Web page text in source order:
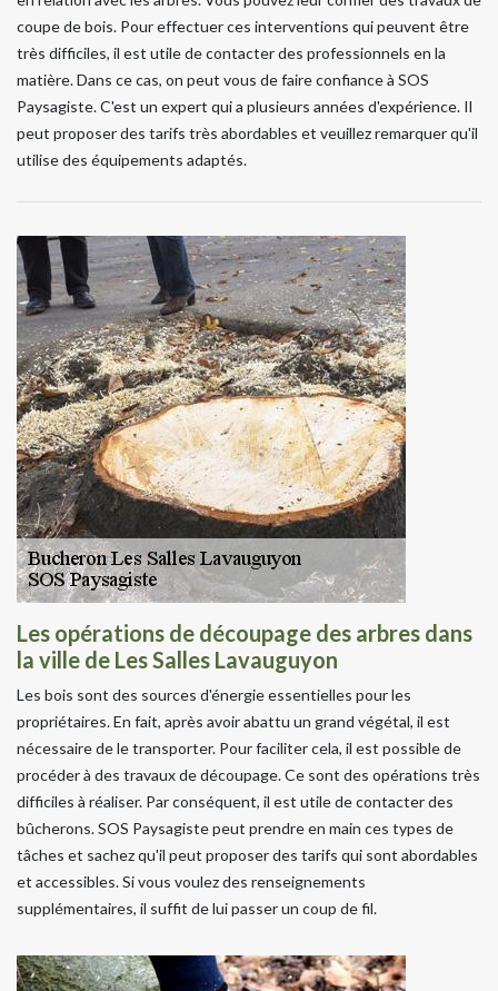
coupe de bois. Pour effectuer ces interventions qui peuvent être
très difficiles, il est utile de contacter des professionnels en la
matière. Dans ce cas, on peut vous de faire confiance à SOS
Paysagiste. C'est un expert qui a plusieurs années d'expérience. Il
peut proposer des tarifs très abordables et veuillez remarquer qu'il
utilise des équipements adaptés.
Les opérations de découpage des arbres dans
la ville de Les Salles Lavauguyon
Les bois sont des sources d'énergie essentielles pour les
propriétaires. En fait, après avoir abattu un grand végétal, il est
nécessaire de le transporter. Pour faciliter cela, il est possible de
procéder à des travaux de découpage. Ce sont des opérations très
difficiles à réaliser. Par conséquent, il est utile de contacter des
bûcherons. SOS Paysagiste peut prendre en main ces types de
tâches et sachez qu'il peut proposer des tarifs qui sont abordables
et accessibles. Si vous voulez des renseignements
supplémentaires, il suffit de lui passer un coup de fil.